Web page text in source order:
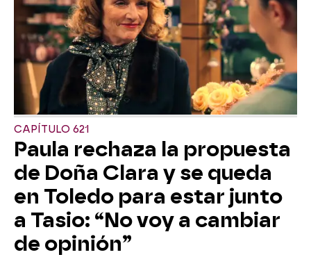
CAPÍTULO 621
Paula rechaza la propuesta
de Doña Clara y se queda
en Toledo para estar junto
a Tasio: “No voy a cambiar
de opinión”